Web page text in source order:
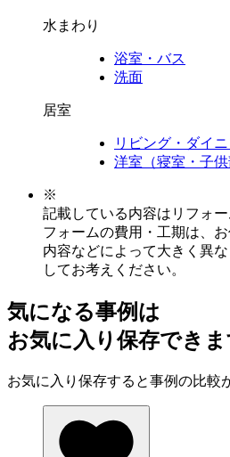
水まわり
浴室・バス
洗面
居室
リビング・ダイ
洋室（寝室・子供
※
記載している内容はリフォ
フォームの費用・工期は、
内容などによって大きく異
してお考えください。
気になる事例は
お気に入り保存でき
お気に入り保存すると事例の比較